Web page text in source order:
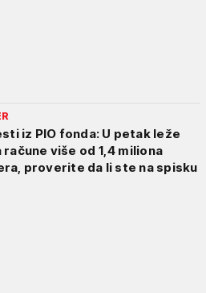
iz PIO fonda: U petak leže
račune više od 1,4 miliona
proverite da li ste na spisku